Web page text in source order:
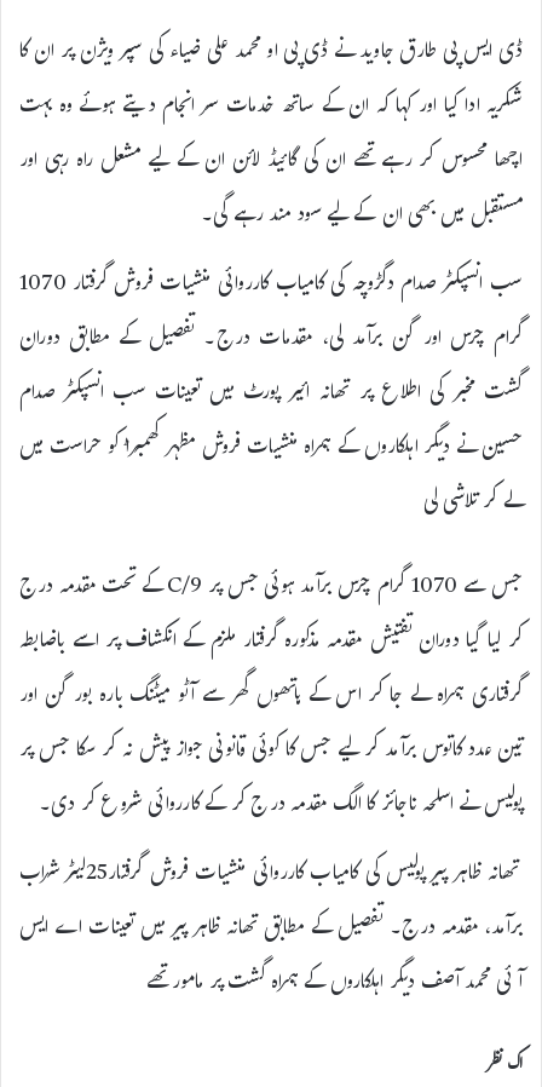
ڈی ایس پی طارق جاوید نے ڈی پی او محمد علی ضیاء کی سپر ویژن پر ان کا
شکریہ ادا کیا اور کہا کہ ان کے ساتھ خدمات سر انجام دیتے ہوئے وہ بہت
اچھا محسوس کر رہے تھے ان کی گائیڈ لائن ان کے لیے مشعل راہ رہی اور
مستقبل میں بھی ان کے لیے سود مند رہے گی۔
سب انسپکٹر صدام دگڑوچہ کی کامیاب کارروائی منشیات فروش گرفتار 1070
گرام چرس اور گن برآمد لی، مقدمات درج۔ تفصیل کے مطابق دوران
گشت مخبر کی اطلاع پر تھانہ ائیر پورٹ میں تعینات سب انسپکٹر صدام
حسین نے دیگر اہلکاروں کے ہمراہ منشیات فروش مظہر کھمبڑا کو حراست میں
لے کر تلاشی لی
جس سے 1070 گرام چرس برآمد ہوئی جس پر 9/C کے تحت مقدمہ درج
کر لیا گیا دوران تفتیش مقدمہ مذکورہ گرفتار ملزم کے انکشاف پر اسے باضابطہ
گرفتاری ہمراہ لے جا کر اس کے ہاتھوں گھر سے آٹو میٹنگ بارہ بور گن اور
تین عدد کاتوس برآمد کر لیے جس کا کوئی قانونی جواز پیش نہ کر سکا جس پر
پولیس نے اسلحہ ناجائز کا الگ مقدمہ درج کر کے کارروائی شروع کر دی۔
تھانہ ظاہر پیر پولیس کی کامیاب کارروائی منشیات فروش گرفتار25لیٹر شراب
برآمد، مقدمہ درج۔ تفصیل کے مطابق تھانہ ظاہر پیر میں تعینات اے ایس
آئی محمد آصف دیگر اہلکاروں کے ہمراہ گشت پر مامور تھے
اک نظر